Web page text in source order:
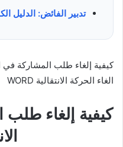
تدبير الفائض: الدليل
كيفية إلغاء طلب المشاركة في
الغاء الحركة الانتقالية WORD
كيفية إلغاء